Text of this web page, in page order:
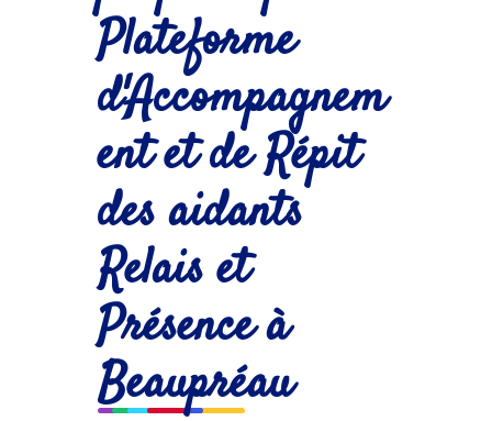
Plateforme
d'Accompagnem
ent et de Répit
des aidants
Relais et
Présence à
Beaupréau